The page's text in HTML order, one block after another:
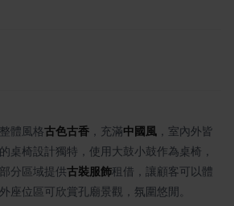
體風格古色古香 ，充滿中國風 ，室內外皆
桌椅設計獨特，使用大鼓小鼓作為桌椅，
分區域提供古裝服飾租借，讓顧客可以體
座位區可欣賞孔廟景觀，氛圍悠閒。